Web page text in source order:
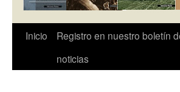
Inicio
Registro en nuestro boletín
noticias